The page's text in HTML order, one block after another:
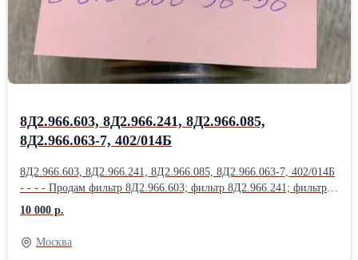
22; НД-8С; Насос НП25-5; Продам Насос НП25-5Л; Насос НП25-
8Д2.966.603, 8Д2.966.241, 8Д2.966.085,
8Д2.966.063-7, 402/014Б
8Д2.966.603, 8Д2.966.241, 8Д2.966.085, 8Д2.966.063-7, 402/014Б
- - - - Продам фильтр 8Д2.966.603; фильтр 8Д2.966.241; фильтр
8Д2.966.085; фильтр 8Д2.966.063-7; фильтр 402/014Б; фильтр
8Д2.966.457; Продам фильтр 8Д2.966.458; фильтр 8Д2.966.511-
15; фильтр 8Д2.966.041-1; фильтр 8Д2.966.041-2; фильтр
8Д2.966.041-8; Продам Фильтропакет 8Д2.966.034-2
10 000 р.
Москва